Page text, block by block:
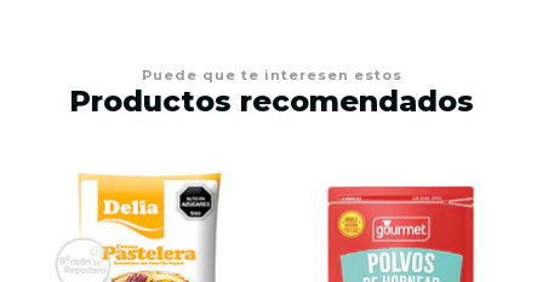
Puede que te interesen estos
Productos recomendados